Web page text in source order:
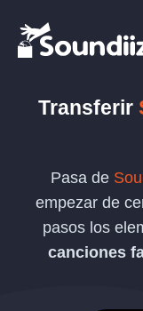
Transferir
Pasa de
empezar de
pasos los
canciones